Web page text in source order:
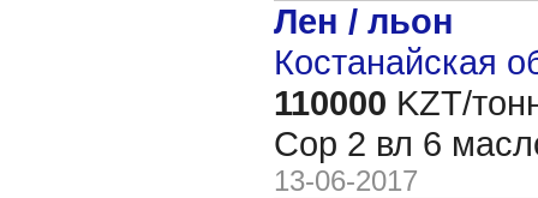
Лен / льон
Костанайская
110000 KZT/
Сор 2 вл 6
13-06-2017